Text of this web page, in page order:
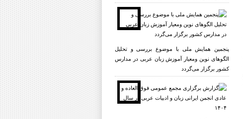
پنجمین همایش ملی با موضوع بررسی و تحلیل
الگوهای نوین ومعیار آموزش زبان عربی در مدارس
کشور برگزار می‌گردد